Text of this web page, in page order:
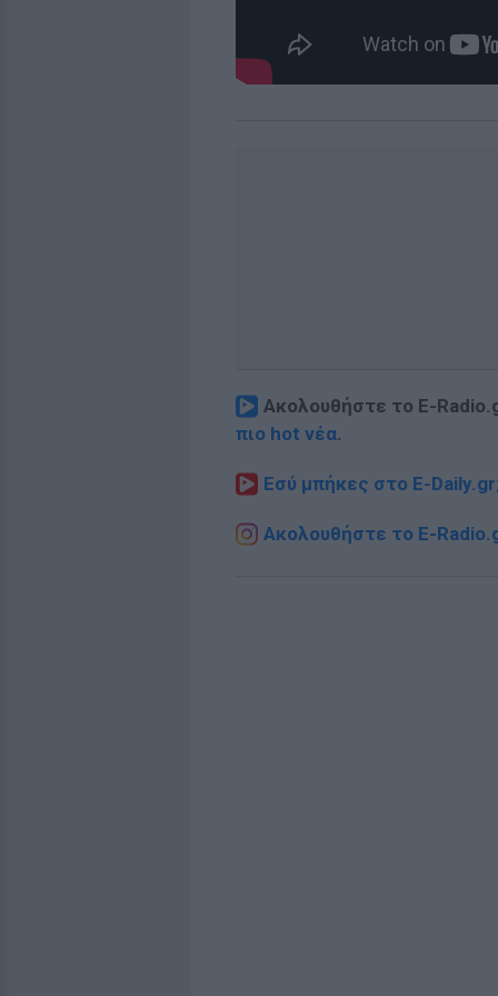
Ακολουθήστε το E-
πιο hot νέα.
Εσύ μπήκες στο E-
Ακολουθήστε το E-